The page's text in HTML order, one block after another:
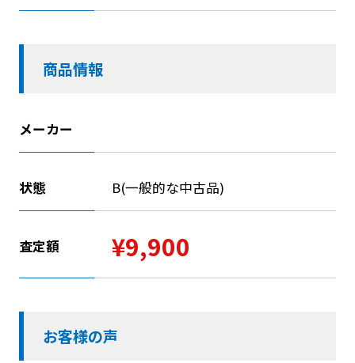
商品情報
メーカー
状態 B(一般的な中古品)
査定額 ¥9,900
お客様の声